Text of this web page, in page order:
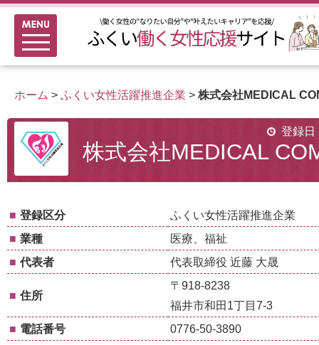
ホーム > ふくい女性活躍推進企業 > 株式会社MEDICAL
株式会社MEDICAL
登録日
■ 登録区分
ふくい女性活躍推進企業
■ 業種
医療、福祉
■ 代表者 代表取締役 近藤 大晟
■ 住所
〒918-8238
福井市和田1丁目7-3
■ 電話番号
0776-50-3890
メニュー
新着情報
ふくい女性活躍推進企業
女性の多様なチャレンジ応援
家事シェアのススメ